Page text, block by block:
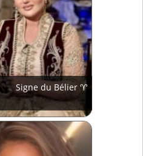
Signe du Bélier ♈